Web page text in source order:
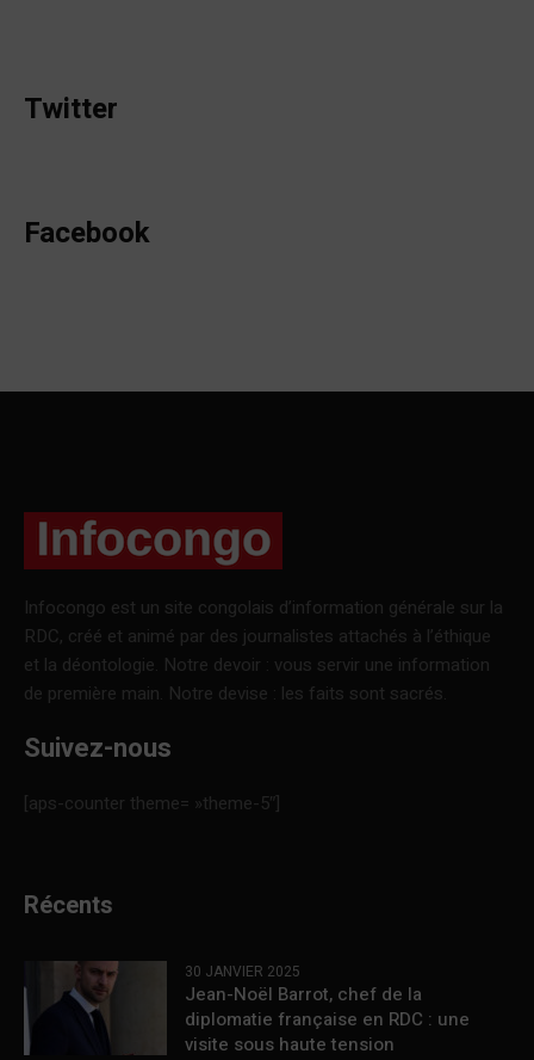
Twitter
Facebook
Infocongo est un site congolais d’information générale sur la
RDC, créé et animé par des journalistes attachés à l’éthique
et la déontologie. Notre devoir : vous servir une information
de première main. Notre devise : les faits sont sacrés.
Suivez-nous
[aps-counter theme= »theme-5″]
Récents
30 JANVIER 2025
Jean-Noël Barrot, chef de la
diplomatie française en RDC : une
visite sous haute tension